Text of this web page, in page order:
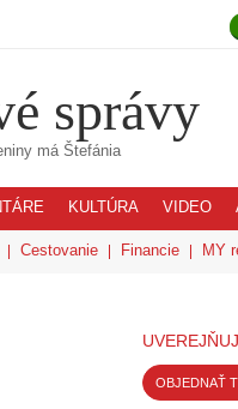
správy
má Štefánia
KULTÚRA VIDEO
Cestovanie Financie MY
OBJEDNAŤ